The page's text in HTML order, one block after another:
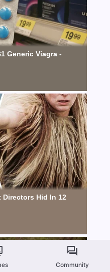
Community